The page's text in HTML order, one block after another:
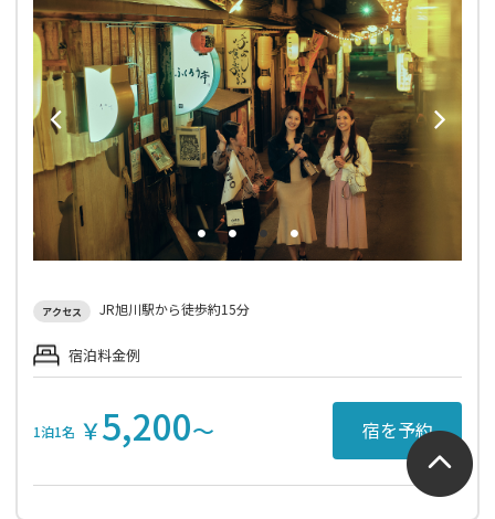
アクセス JR旭川駅から徒歩約15分
宿泊料金例
1泊1名 ￥5,200〜 宿を予約